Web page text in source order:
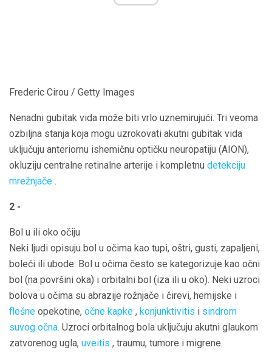
Frederic Cirou / Getty Images
Nenadni gubitak vida može biti vrlo uznemirujući. Tri veoma
ozbiljna stanja koja mogu uzrokovati akutni gubitak vida
uključuju anteriornu ishemičnu optičku neuropatiju (AION),
okluziju centralne retinalne arterije i kompletnu detekciju
mrežnjače .
2 -
Bol u ili oko očiju
Neki ljudi opisuju bol u očima kao tupi, oštri, gusti, zapaljeni,
boleći ili ubode. Bol u očima često se kategorizuje kao očni
bol (na površini oka) i orbitalni bol (iza ili u oko). Neki uzroci
bolova u očima su abrazije rožnjače i čirevi, hemijske i
flešne opekotine, očne kapke , konjunktivitis i sindrom
suvog očna. Uzroci orbitalnog bola uključuju akutni glaukom
zatvorenog ugla, uveitis , traumu, tumore i migrene.